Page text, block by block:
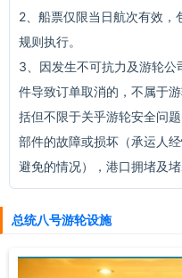
2、船票仅限当日航次有效
规则执行。
3、因发生不可抗力及游轮
件导致订单取消的，不属于
括但不限于关乎游轮安全问
部件的故障或损坏（承运人
避免的情况），港口拥堵及
总统八号游轮设施